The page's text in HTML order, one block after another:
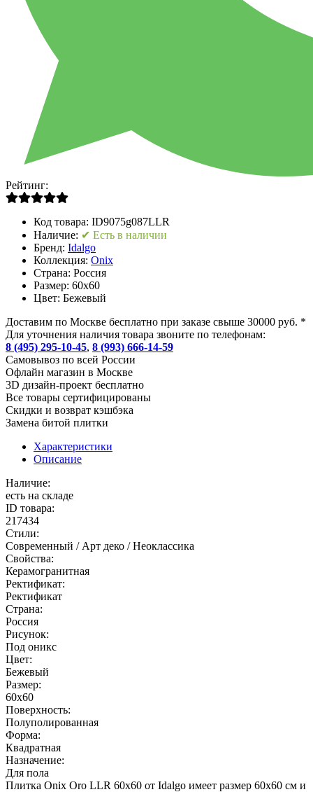
Рейтинг:
Код товара: ID9075g087LLR
Наличие: ✔ Есть в наличии
Бренд: Idalgo
Коллекция: Onix
Страна: Россия
Размер: 60x60
Цвет: Бежевый
Доставим по Москве бесплатно при заказе свыше 30000 руб. *
Для уточнения наличия товара звоните по телефонам:
8 (495) 295-10-45, 8 (993) 666-14-59
Cамовывоз по всей России
Офлайн магазин в Москве
3D дизайн-проект бесплатно
Все товары сертифицированы
Скидки и возврат кэшбэка
Замена битой плитки
Характеристики
Описание
Наличие:
есть на складе
ID товара:
217434
Стили:
Современный / Арт деко / Неоклассика
Свойства:
Керамогранитная
Ректификат:
Ректификат
Страна:
Россия
Рисунок:
Под оникс
Цвет:
Бежевый
Размер:
60x60
Поверхность:
Полуполированная
Форма:
Квадратная
Назначение:
Для пола
Плитка Onix Oro LLR 60x60 от Idalgo имеет размер 60x60 см и